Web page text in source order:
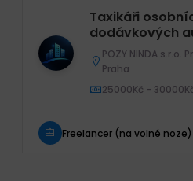
Taxikáři
dodávkových
POZY NINDA s.r.o.
Praha
25000Kč -
Freelancer (na volné noze)